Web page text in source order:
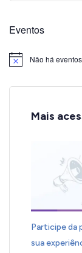
Eventos
Notice Não há
Mais
Participe da
sua